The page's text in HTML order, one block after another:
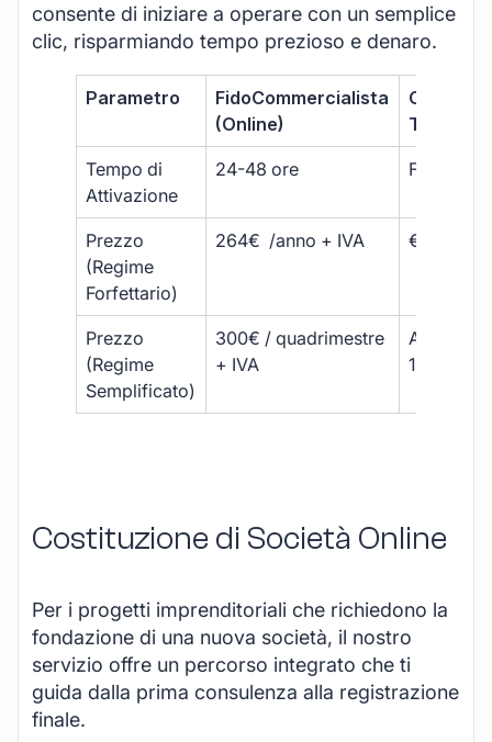
consente di iniziare a operare con un semplice
clic, risparmiando tempo prezioso e denaro.
Parametro
FidoCommercialista
(Online)
Tempo di
Attivazione
24-48 ore Fino a 30
Prezzo
(Regime
Forfettario)
264€ /anno + IVA €500 –
Prezzo
(Regime
Semplificato)
300€ / quadrimestre
+ IVA
A partire
1800 € +
Costituzione di Società Online
Per i progetti imprenditoriali che richiedono la
fondazione di una nuova società, il nostro
servizio offre un percorso integrato che ti
guida dalla prima consulenza alla registrazione
finale.